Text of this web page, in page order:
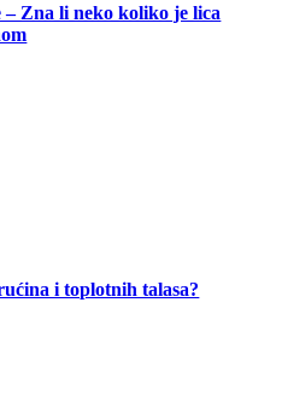
– Zna li neko koliko je lica
i toplotnih talasa?